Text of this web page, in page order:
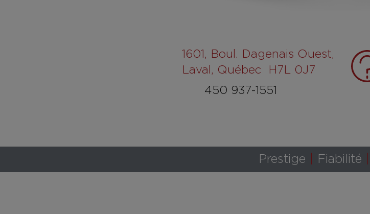
1601 , Boul. Dagenais Ouest,
Laval, Québec H7L 0J7
450 937-1551
Prestige Fiabilité